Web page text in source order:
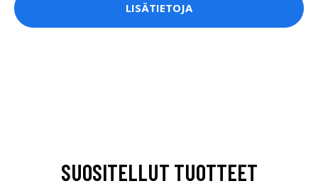
LISÄTIETOJA
SUOSITELLUT TUOTTEET